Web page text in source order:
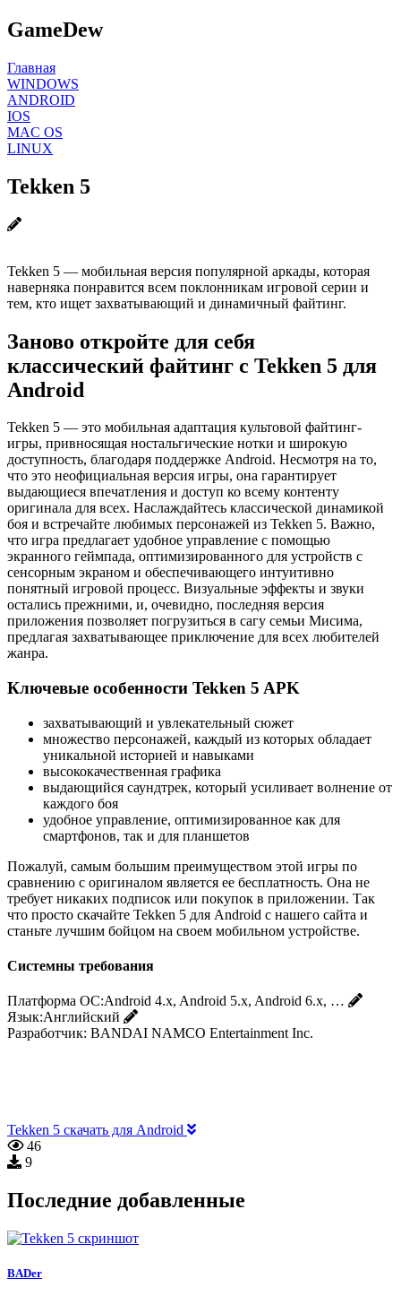
GameDew
Главная
WINDOWS
ANDROID
IOS
MAC OS
LINUX
Tekken 5
Tekken 5 — мобильная версия популярной аркады, которая
наверняка понравится всем поклонникам игровой серии и
тем, кто ищет захватывающий и динамичный файтинг.
Заново откройте для себя
классический файтинг с Tekken 5 для
Android
Tekken 5 — это мобильная адаптация культовой файтинг-
игры, привносящая ностальгические нотки и широкую
доступность, благодаря поддержке Android. Несмотря на то,
что это неофициальная версия игры, она гарантирует
выдающиеся впечатления и доступ ко всему контенту
оригинала для всех. Наслаждайтесь классической динамикой
боя и встречайте любимых персонажей из Tekken 5. Важно,
что игра предлагает удобное управление с помощью
экранного геймпада, оптимизированного для устройств с
сенсорным экраном и обеспечивающего интуитивно
понятный игровой процесс. Визуальные эффекты и звуки
остались прежними, и, очевидно, последняя версия
приложения позволяет погрузиться в сагу семьи Мисима,
предлагая захватывающее приключение для всех любителей
жанра.
Ключевые особенности Tekken 5 APK
захватывающий и увлекательный сюжет
множество персонажей, каждый из которых обладает
уникальной историей и навыками
высококачественная графика
выдающийся саундтрек, который усиливает волнение от
каждого боя
удобное управление, оптимизированное как для
смартфонов, так и для планшетов
Пожалуй, самым большим преимуществом этой игры по
сравнению с оригиналом является ее бесплатность. Она не
требует никаких подписок или покупок в приложении. Так
что просто скачайте Tekken 5 для Android с нашего сайта и
станьте лучшим бойцом на своем мобильном устройстве.
Системны требования
Платформа ОС:Android 4.x, Android 5.x, Android 6.x, …
Язык:Английский
Разработчик: BANDAI NAMCO Entertainment Inc.
Tekken 5 скачать для Android
46
9
Последние добавленные
BADer